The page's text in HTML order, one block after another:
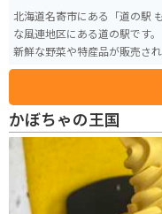
北海道名寄市にある「道の駅
な風連地区にある道の駅です。 地元産の米を使ったお餅はもちろんのこと、
新鮮な野菜や特産品が販売さ
用のソフトクリームです。も
しか味わえないソフトクリームです。 バイクで訪れる場合
車場があるので安心です。道
れているので、ツーリングの休憩にも最
園風景が広がっており、特に
駅から少し足を伸ばせば、ひ
しむこともできます。
かぼちゃの王国